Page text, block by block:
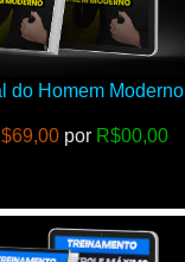
do Homem Moderno
por R$00,00